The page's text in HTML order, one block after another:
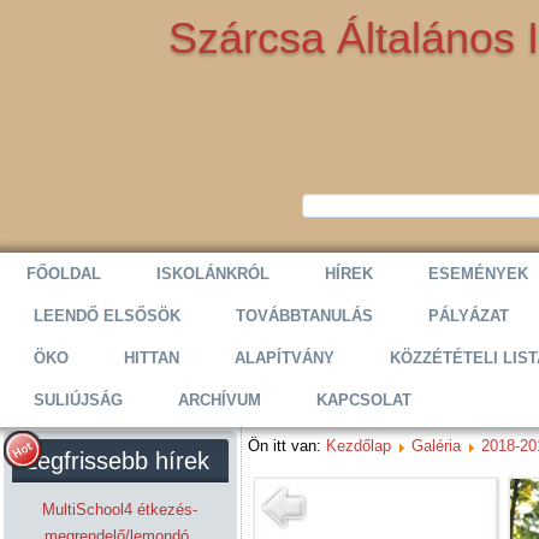
Szárcsa Általános
FŐOLDAL ISKOLÁNKRÓL HÍREK ESEMÉNYEK
LEENDŐ ELSŐSÖK TOVÁBBTANULÁS PÁLYÁZAT
ÖKO HITTAN ALAPÍTVÁNY KÖZZÉTÉTELI
SULIÚJSÁG ARCHÍVUM KAPCSOLAT
Legfrissebb hírek
MultiSchool4 étkezés-
Ön itt van: Kezdőlap Galéria 2018-